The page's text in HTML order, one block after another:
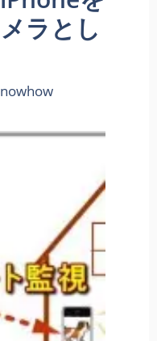
ラとし